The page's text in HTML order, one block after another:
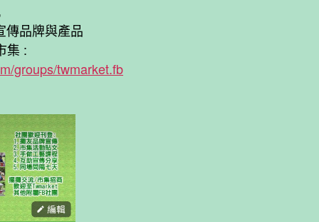
傳品牌與產品
集 :
groups/twmarket.fb